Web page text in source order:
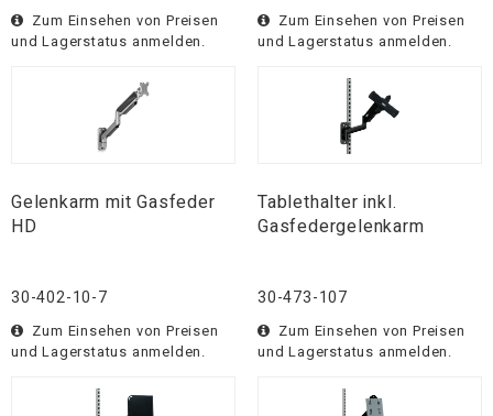
Zum Einsehen von Preisen
und Lagerstatus anmelden.
Zum Einsehen von Preisen
und Lagerstatus anmelden.
Gelenkarm mit Gasfeder
HD
30-402-10-7
Zum Einsehen von Preisen
und Lagerstatus anmelden.
Tablethalter inkl.
Gasfedergelenkarm
30-473-107
Zum Einsehen von Preisen
und Lagerstatus anmelden.